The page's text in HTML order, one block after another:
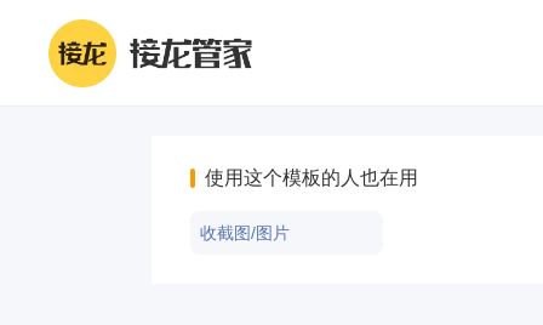
使用这个模板的人也在用
收截图/图片